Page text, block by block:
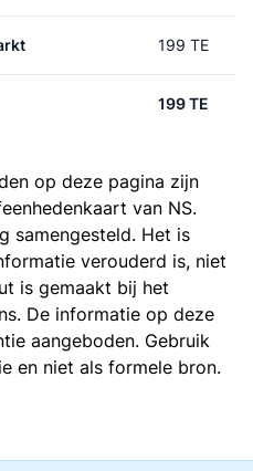
199 TE
199 TE
op deze pagina zijn
van NS.
samengesteld. Het is
verouderd is, niet
is gemaakt bij het
De informatie op deze
aangeboden. Gebruik
en niet als formele bron.